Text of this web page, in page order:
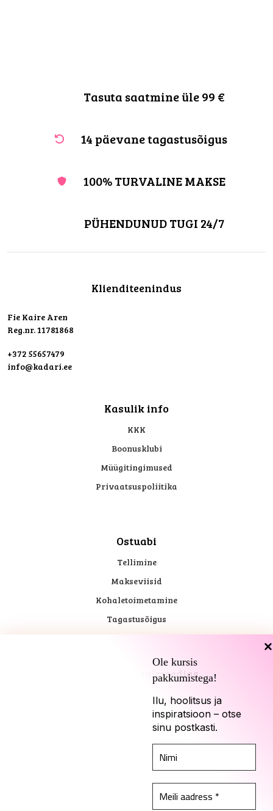
Ole kursis
pakkumistega!
Ilu, hoolitsus ja
inspiratsioon – otse
sinu postkasti.
Tasuta saatmine üle 99 €
14 päevane tagastusõigus
100% TURVALINE MAKSE
PÜHENDUNUD TUGI 24/7
Klienditeenindus
Fie Kaire Aren
Reg.nr. 11781868
+372 55657479
info@kadari.ee
Kasulik info
KKK
Boonusklubi
Müügitingimused
Privaatsuspoliitika
Ostuabi
Tellimine
Makseviisid
Kohaletoimetamine
Tagastusõigus
Kadari sotsiaalmeedias
© 2026 Kadari. Kõik õigused kaitstud